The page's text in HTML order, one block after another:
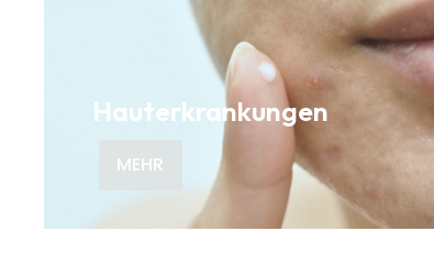
Hauterkrankungen
MEHR